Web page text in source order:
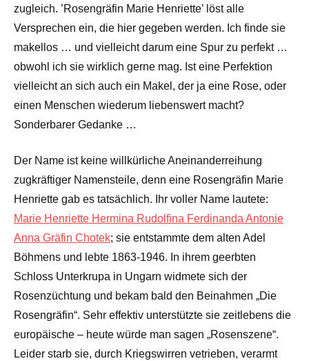
zugleich. ’Rosengräfin Marie Henriette’ löst alle
Versprechen ein, die hier gegeben werden. Ich finde sie
makellos … und vielleicht darum eine Spur zu perfekt …
obwohl ich sie wirklich gerne mag. Ist eine Perfektion
vielleicht an sich auch ein Makel, der ja eine Rose, oder
einen Menschen wiederum liebenswert macht?
Sonderbarer Gedanke …
Der Name ist keine willkürliche Aneinanderreihung
zugkräftiger Namensteile, denn eine Rosengräfin Marie
Henriette gab es tatsächlich. Ihr voller Name lautete:
Marie Henriette Hermina Rudolfina Ferdinanda Antonie
Anna Gräfin Chotek; sie entstammte dem alten Adel
Böhmens und lebte 1863-1946. In ihrem geerbten
Schloss Unterkrupa in Ungarn widmete sich der
Rosenzüchtung und bekam bald den Beinahmen „Die
Rosengräfin“. Sehr effektiv unterstützte sie zeitlebens die
europäische – heute würde man sagen „Rosenszene“.
Leider starb sie, durch Kriegswirren vetrieben, verarmt